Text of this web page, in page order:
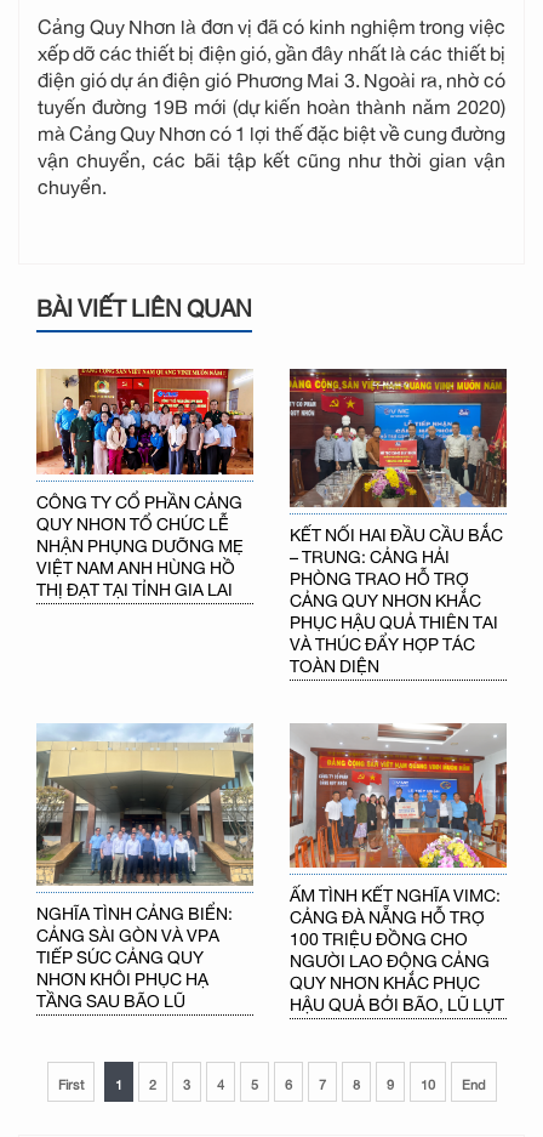
Cảng Quy Nhơn là đơn vị đã có kinh nghiệm trong việc
xếp dỡ các thiết bị điện gió, gần đây nhất là các thiết bị
điện gió dự án điện gió Phương Mai 3. Ngoài ra, nhờ có
tuyến đường 19B mới (dự kiến hoàn thành năm 2020)
mà Cảng Quy Nhơn có 1 lợi thế đặc biệt về cung đường
vận chuyển, các bãi tập kết cũng như thời gian vận
chuyển.
BÀI VIẾT LIÊN QUAN
CÔNG TY CỔ PHẦN CẢNG
QUY NHƠN TỔ CHỨC LỄ
NHẬN PHỤNG DƯỠNG MẸ
VIỆT NAM ANH HÙNG HỒ
THỊ ĐẠT TẠI TỈNH GIA LAI
KẾT NỐI HAI ĐẦU CẦU BẮC
– TRUNG: CẢNG HẢI
PHÒNG TRAO HỖ TRỢ
CẢNG QUY NHƠN KHẮC
PHỤC HẬU QUẢ THIÊN TAI
VÀ THÚC ĐẨY HỢP TÁC
TOÀN DIỆN
NGHĨA TÌNH CẢNG BIỂN:
CẢNG SÀI GÒN VÀ VPA
TIẾP SỨC CẢNG QUY
NHƠN KHÔI PHỤC HẠ
TẦNG SAU BÃO LŨ
ẤM TÌNH KẾT NGHĨA VIMC:
CẢNG ĐÀ NẴNG HỖ TRỢ
100 TRIỆU ĐỒNG CHO
NGƯỜI LAO ĐỘNG CẢNG
QUY NHƠN KHẮC PHỤC
HẬU QUẢ BỞI BÃO, LŨ LỤT
First 1 2 3 4 5 6 7 8 9 10 End